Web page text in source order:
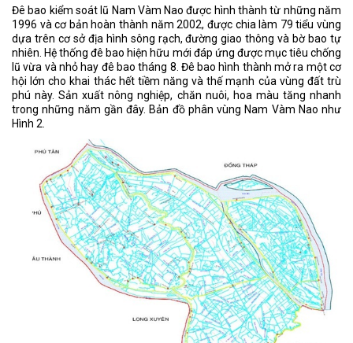
Đê bao kiểm soát lũ Nam Vàm Nao được hình thành từ những năm
1996 và cơ bản hoàn thành năm 2002, được chia làm 79 tiểu vùng
dựa trên cơ sở địa hình sông rạch, đường giao thông và bờ bao tự
nhiên. Hệ thống đê bao hiện hữu mới đáp ứng được mục tiêu chống
lũ vừa và nhỏ hay đê bao tháng 8. Đê bao hình thành mở ra một cơ
hội lớn cho khai thác hết tiềm năng và thế mạnh của vùng đất trù
phú này. Sản xuất nông nghiệp, chăn nuôi, hoa màu tăng nhanh
trong những năm gần đây. Bản đồ phân vùng Nam Vàm Nao như
Hình 2.